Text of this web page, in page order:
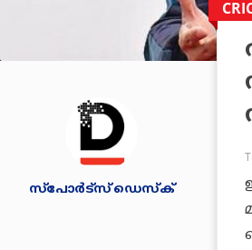
സ്പോര്‍ട്സ് ഡെസ്‌ക്